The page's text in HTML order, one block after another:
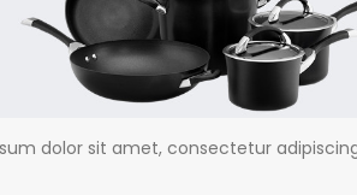
dolor sit amet, consectetur